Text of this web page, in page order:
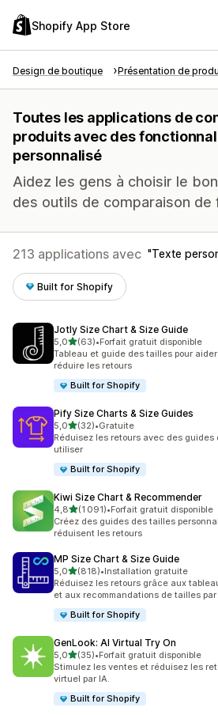
Shopify App Store
Design de boutique Présentation de
Toutes les applications de
produits avec des
personnalisé
Aidez les gens à choisir le
des outils de comparaison de
213 applications avec Texte
Built for Shopify
Jotly Size Chart & Size Guide
5,0étoile(s) sur 5
(63)
63 avis au total
•Forfait gratuit disponible
Tableau et guide des tailles pour
réduire les retours
Built for Shopify
Pify Size Charts & Size Guides
5,0étoile(s) sur 5
(32)
32 avis au total
•Gratuite
Réduisez les retours avec des
utiliser
Built for Shopify
Kiwi Size Chart & Recommender
4,8étoile(s) sur 5
(1 091)
1091 avis au total
•Forfait gratuit disponible
Créez des guides des tailles
réduisent les retours
MP Size Chart & Size Guide
5,0étoile(s) sur 5
(818)
818 avis au total
•Installation gratuite
Réduisez les retours grâce aux
et aux recommandations de tailles par
Built for Shopify
GenLook: AI Virtual Try On
5,0étoile(s) sur 5
(35)
35 avis au total
•Forfait gratuit disponible
Stimulez les ventes et réduisez les
virtuel par IA.
Built for Shopify